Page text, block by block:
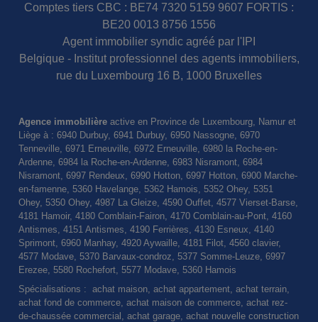
Comptes tiers CBC : BE74 7320 5159 9607 FORTIS :
BE20 0013 8756 1556
Agent immobilier syndic agréé par l'IPI
Belgique - Institut professionnel des agents immobiliers,
rue du Luxembourg 16 B, 1000 Bruxelles
Agence immobilière active en Province de Luxembourg, Namur et
Liège à : 6940 Durbuy, 6941 Durbuy, 6950 Nassogne, 6970
Tenneville, 6971 Erneuville, 6972 Erneuville, 6980 la Roche-en-
Ardenne, 6984 la Roche-en-Ardenne, 6983 Nisramont, 6984
Nisramont, 6997 Rendeux, 6990 Hotton, 6997 Hotton, 6900 Marche-
en-famenne, 5360 Havelange, 5362 Hamois, 5352 Ohey, 5351
Ohey, 5350 Ohey, 4987 La Gleize, 4590 Ouffet, 4577 Vierset-Barse,
4181 Hamoir, 4180 Comblain-Fairon, 4170 Comblain-au-Pont, 4160
Antismes, 4151 Antismes, 4190 Ferrières, 4130 Esneux, 4140
Sprimont, 6960 Manhay, 4920 Aywaille, 4181 Filot, 4560 clavier,
4577 Modave, 5370 Barvaux-condroz, 5377 Somme-Leuze, 6997
Erezee, 5580 Rochefort, 5577 Modave, 5360 Hamois
Spécialisations : achat maison, achat appartement, achat terrain,
achat fond de commerce, achat maison de commerce, achat rez-
de-chaussée commercial, achat garage, achat nouvelle construction